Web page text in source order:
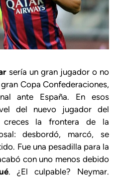
sería un gran jugador o no
Copa Confederaciones,
ante España. En esos
del nuevo jugador del
creces la frontera de la
desbordó, marcó, se
Fue una pesadilla para la
con uno menos debido
. ¿El culpable? Neymar.